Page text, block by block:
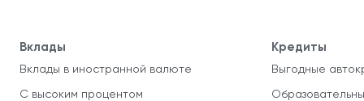
Вклады
Вклады в иностранной валюте
С высоким процентом
Кредиты
Выгодные